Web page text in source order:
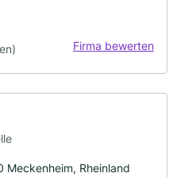
Firma bewerten
Rheinland